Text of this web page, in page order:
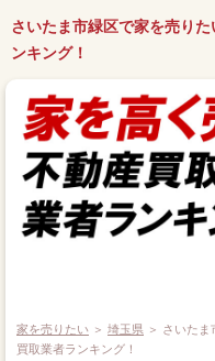
さいたま市緑区で家を売り
ンキング！
家を売りたい ＞ 埼玉県 ＞ さいた
買取業者ランキング！